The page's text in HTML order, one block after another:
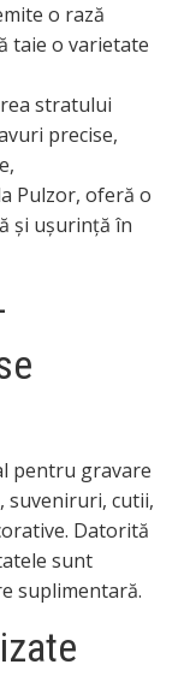
o rază
taie o varietate
stratului
precise,
Pulzor, oferă o
și ușurință în
pentru gravare
suveniruri, cutii,
Datorită
sunt
suplimentară.